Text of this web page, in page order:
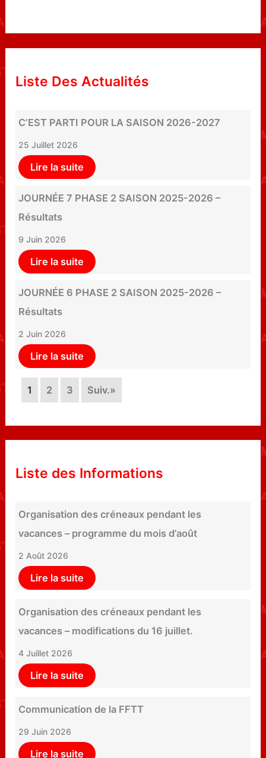
Liste Des Actualités
C’EST PARTI POUR LA SAISON 2026-2027
25 Juillet 2026
Lire la suite
JOURNÉE 7 PHASE 2 SAISON 2025-2026 –
Résultats
9 Juin 2026
Lire la suite
JOURNÉE 6 PHASE 2 SAISON 2025-2026 –
Résultats
2 Juin 2026
Lire la suite
1 2 3 Suiv.»
Liste des Informations
Organisation des créneaux pendant les
vacances – programme du mois d’août
2 Août 2026
Lire la suite
Organisation des créneaux pendant les
vacances – modifications du 16 juillet.
4 Juillet 2026
Lire la suite
Communication de la FFTT
29 Juin 2026
Lire la suite